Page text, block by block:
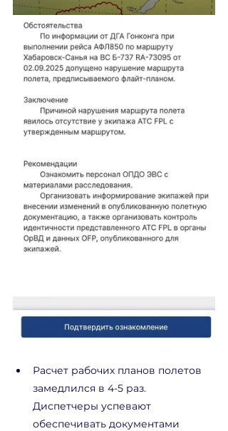
Расчет рабочих планов полетов
замедлился в 4-5 раз.
Диспетчеры успевают
обеспечивать документами